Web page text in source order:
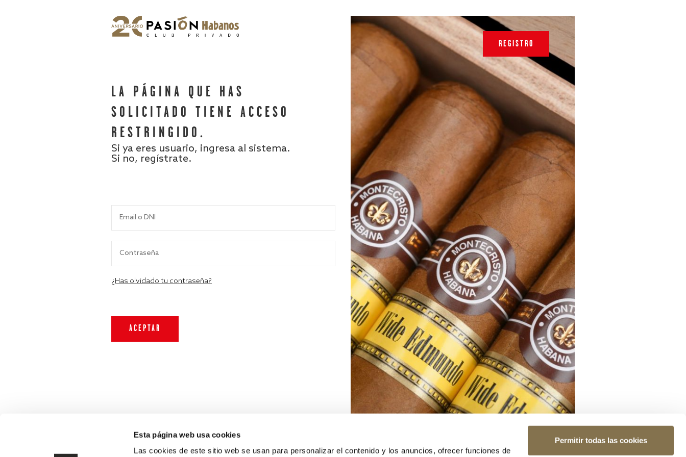
Esta página web usa cookies
Las cookies de este sitio web se usan para personalizar el contenido y los anuncios, ofrecer funciones de
Permitir todas las cookies
LA PÁGINA QUE HAS
SOLICITADO TIENE ACCESO
RESTRINGIDO.
Si ya eres usuario, ingresa al sistema.
Si no, regístrate.
¿Has olvidado tu contraseña?
REGISTRO